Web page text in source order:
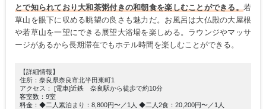
とで知られており大和茶粥付きの和朝食を楽しむことができる。若
草山を眼下に収める眺望の良さも魅力だ。お風呂は大仏殿の大屋根
や若草山を一望にできる展望大浴場を楽しめる。ラウンジやマッサ
ージがあるから長期滞在でもホテル時間を楽しむことができる。
【詳細情報】
住所：奈良県奈良市北半田東町1
アクセス： [電車]近鉄 奈良駅から徒歩で約10分
客室数：9室
料金：◆二人素泊まり：8,800円〜／1人 ◆二人2食：20,200円〜／1人